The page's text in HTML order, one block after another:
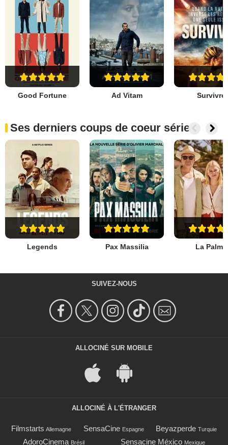
Good Fortune Ad Vitam Survivre
Ses derniers coups de coeur séries
Legends Pax Massilia La Palma
SUIVEZ-NOUS
ALLOCINÉ SUR MOBILE
ALLOCINÉ À L'ÉTRANGER
Filmstarts Allemagne SensaCine Espagne Beyazperde Turquie
AdoroCinema Brésil Sensacine México Mexique